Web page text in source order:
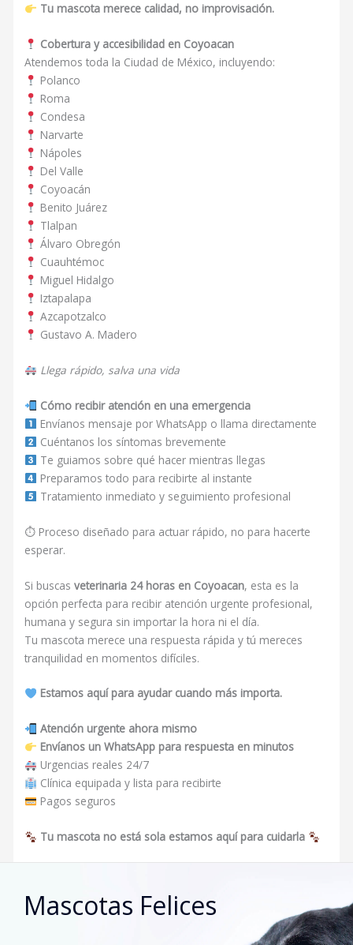
Tu mascota merece calidad, no improvisación.
Cobertura y accesibilidad en Coyoacan
Atendemos toda la Ciudad de México, incluyendo:
Polanco
Roma
Condesa
Narvarte
Nápoles
Del Valle
Coyoacán
Benito Juárez
Tlalpan
Álvaro Obregón
Cuauhtémoc
Miguel Hidalgo
Iztapalapa
Azcapotzalco
Gustavo A. Madero
Llega rápido, salva una vida
Cómo recibir atención en una emergencia
Envíanos mensaje por WhatsApp o llama directamente
Cuéntanos los síntomas brevemente
Te guiamos sobre qué hacer mientras llegas
Preparamos todo para recibirte al instante
Tratamiento inmediato y seguimiento profesional
⏱ Proceso diseñado para actuar rápido, no para hacerte
esperar.
Si buscasveterinaria 24 horas en Coyoacan, esta es la
opción perfecta para recibir atención urgente profesional,
humana y segura sin importar la hora ni el día.
Tu mascota merece una respuesta rápida y tú mereces
tranquilidad en momentos difíciles.
Estamos aquí para ayudar cuando más importa.
Atención urgente ahora mismo
Envíanos un WhatsApp para respuesta en minutos
Urgencias reales 24/7
Clínica equipada y lista para recibirte
Pagos seguros
Tu mascota no está sola estamos aquí para cuidarla
Mascotas Felices